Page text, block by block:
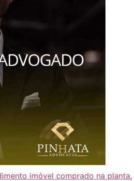
imóvel comprado na planta,